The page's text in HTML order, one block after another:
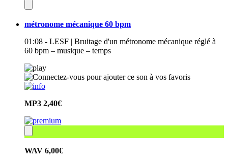
métronome mécanique 60 bpm
01:08 - LESF | Bruitage d'un métronome mécanique réglé à
60 bpm – musique – temps
MP3 2,40€
WAV 6,00€